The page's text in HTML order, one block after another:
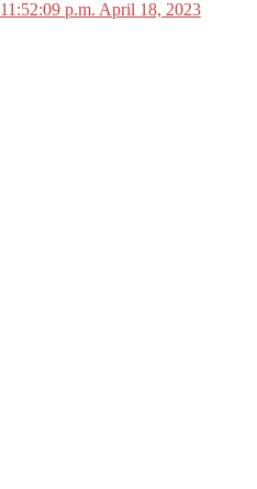
11:52:09 p.m. April 18, 2023